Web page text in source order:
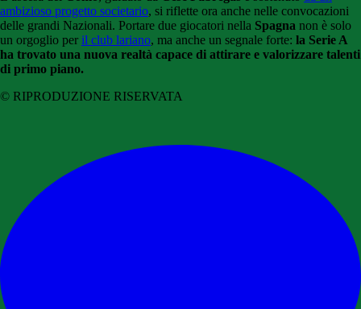
ambizioso progetto societario, si riflette ora anche nelle convocazioni
delle grandi Nazionali. Portare due giocatori nella Spagna non è solo
un orgoglio per il club lariano, ma anche un segnale forte: la Serie A
ha trovato una nuova realtà capace di attirare e valorizzare talenti
di primo piano.
© RIPRODUZIONE RISERVATA